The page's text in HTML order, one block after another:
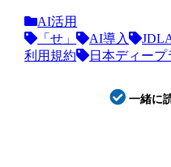
AI活用
「せ」
AI導入
利用規約
日本ディー
一緒に